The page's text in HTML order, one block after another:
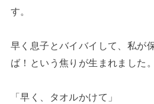
す。
早く息子とバイバイして、私が
ば！という焦りが生まれました。
「早く、タオルかけて」